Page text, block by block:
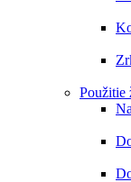
Použitie